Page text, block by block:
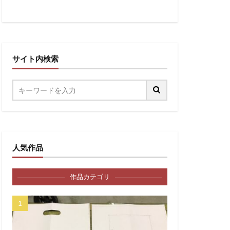
サイト内検索
人気作品
作品カテゴリ